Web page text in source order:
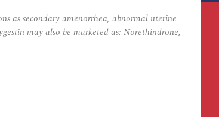
as secondary amenorrhea, abnormal uterine
may also be marketed as: Norethindrone,